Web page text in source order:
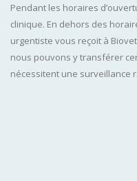
Pendant les horaires
clinique. En dehors des
urgentiste vous reçoit à
nous pouvons y transférer
nécessitent une surveillance